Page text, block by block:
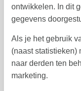
Prijs
Periode
ontwikkelen. In dit
gegevens
Als je het gebruik
(naast statistieken)
naar derden ten
marketing.